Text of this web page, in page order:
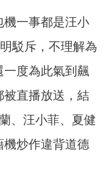
機一事都是汪小
駁斥，不理解為
一度為此氣到飆
直播放送，結
、汪小菲、夏健
機炒作違背道德